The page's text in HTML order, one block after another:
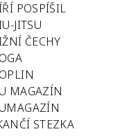
POSPÍŠIL
JITSU
ČECHY
MAGAZÍN
STEZKA